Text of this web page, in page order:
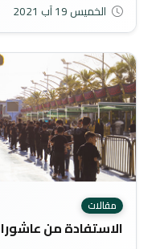
الخميس 19 آب 2021
مقالات
الاستفادة من